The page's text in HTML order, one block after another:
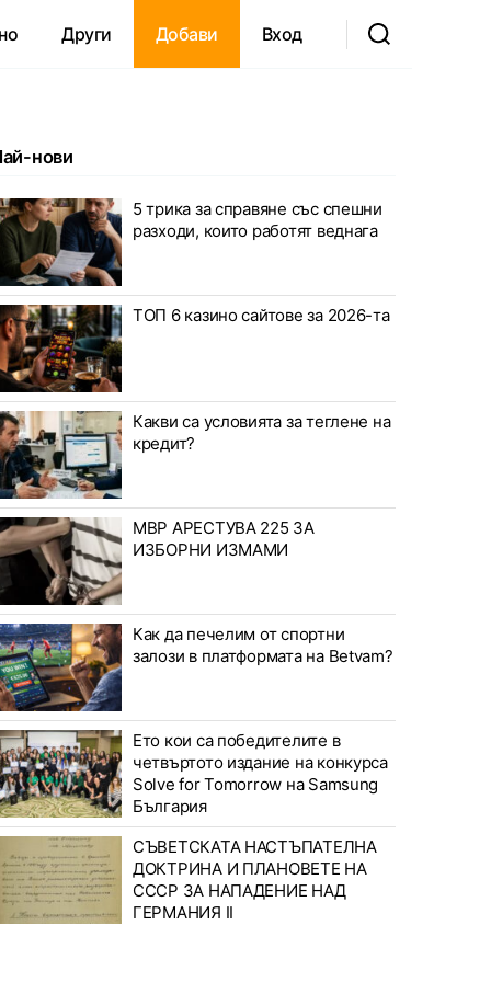
Други Добави Вход
нови
5 трика за справяне със спешни
разходи, които работят веднага
ТОП 6 казино сайтове за 2026-та
Какви са условията за теглене на
кредит?
МВР АРЕСТУВА 225 ЗА
ИЗБОРНИ ИЗМАМИ
Как да печелим от спортни
залози в платформата на Betvam?
Ето кои са победителите в
четвъртото издание на конкурса
Solve for Tomorrow на Samsung
България
СЪВЕТСКАТА НАСТЪПАТЕЛНА
ДОКТРИНА И ПЛАНОВЕТЕ НА
СССР ЗА НАПАДЕНИЕ НАД
ГЕРМАНИЯ II